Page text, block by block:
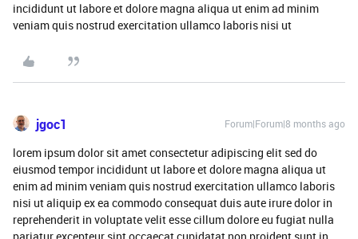
incididunt ut labore et dolore magna aliqua ut enim ad minim
veniam quis nostrud exercitation ullamco laboris nisi ut
jgoc1 Forum|Forum|8 months ago
lorem ipsum dolor sit amet consectetur adipiscing elit sed do
eiusmod tempor incididunt ut labore et dolore magna aliqua ut
enim ad minim veniam quis nostrud exercitation ullamco laboris
nisi ut aliquip ex ea commodo consequat duis aute irure dolor in
reprehenderit in voluptate velit esse cillum dolore eu fugiat nulla